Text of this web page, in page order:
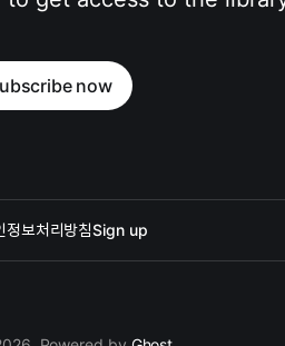
now
정보처리방침Sign up